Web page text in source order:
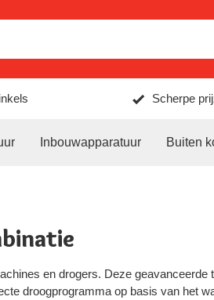
Scherpe
Inbouwapparatuur Buiten
en drogers. Deze
droogprogramma op basis van het